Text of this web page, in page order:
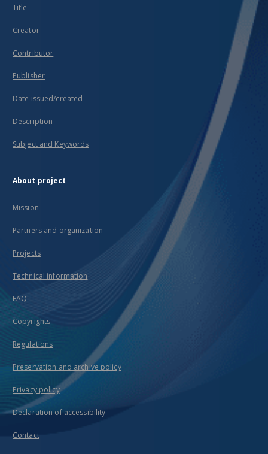
Title
Creator
Contributor
Publisher
Date issued/created
Description
Subject and Keywords
About project
Mission
Partners and organization
Projects
Technical information
FAQ
Copyrights
Regulations
Preservation and archive policy
Privacy policy
Declaration of accessibility
Contact